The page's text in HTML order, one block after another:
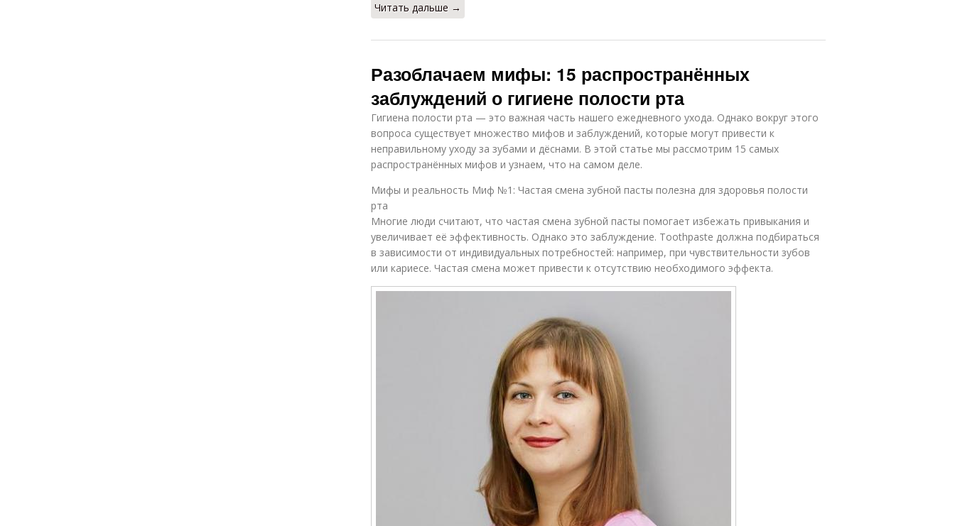
Читать дальше →
Разоблачаем мифы: 15 распространённых
заблуждений о гигиене полости рта
Гигиена полости рта — это важная часть нашего ежедневного ухода. Однако вокруг этого
вопроса существует множество мифов и заблуждений, которые могут привести к
неправильному уходу за зубами и дёснами. В этой статье мы рассмотрим 15 самых
распространённых мифов и узнаем, что на самом деле.
Мифы и реальность Миф №1: Частая смена зубной пасты полезна для здоровья полости
рта
Многие люди считают, что частая смена зубной пасты помогает избежать привыкания и
увеличивает её эффективность. Однако это заблуждение. Toothpaste должна подбираться
в зависимости от индивидуальных потребностей: например, при чувствительности зубов
или кариесе. Частая смена может привести к отсутствию необходимого эффекта.